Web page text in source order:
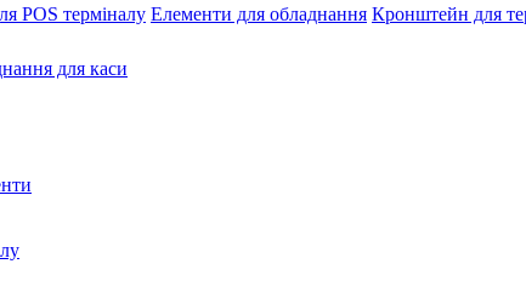
POS терміналу Елементи для обладнання Кронштейн для
для каси